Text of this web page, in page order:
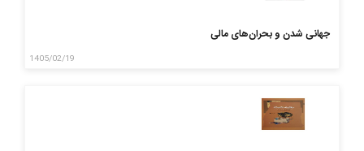
جهانی شدن و بحران‌های مالی
1405/02/19